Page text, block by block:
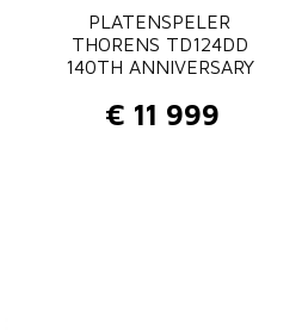
PLATENSPELER
THORENS TD124DD
140TH ANNIVERSARY
€ 11 999